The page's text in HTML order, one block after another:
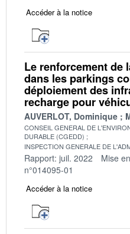
Accéder à la notice
Le renforcement de
dans les parkings
déploiement des
recharge pour
AUVERLOT, Dominique
CONSEIL GENERAL DE
DURABLE (CGEDD)
INSPECTION GENERALE DE
Rapport: juil. 2022 Mise
n°014095-01
Accéder à la notice